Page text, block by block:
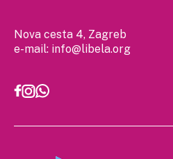
Nova cesta 4, Zagreb
e-mail: info@libela.org